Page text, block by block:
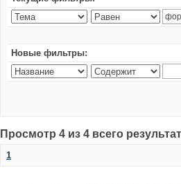
Новые фильтры:
Просмотр 4 из 4 всего
1